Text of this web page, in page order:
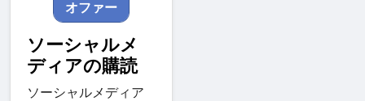
オファー
ソーシャルメ
ディアの購読
ソーシャルメディア